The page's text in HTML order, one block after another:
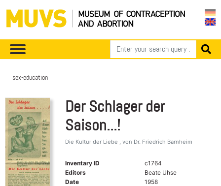
sex-education
Der Schlager der
Saison...!
Die Kultur der Liebe , von Dr. Friedrich Barnheim
Inventary ID
c1764
Editors
Beate Uhse
Date
1958